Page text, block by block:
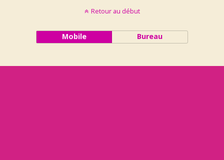
Retour au début
Mobile Bureau